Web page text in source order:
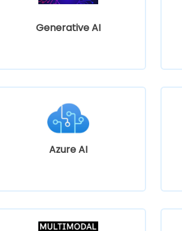
Generative AI
Azure AI